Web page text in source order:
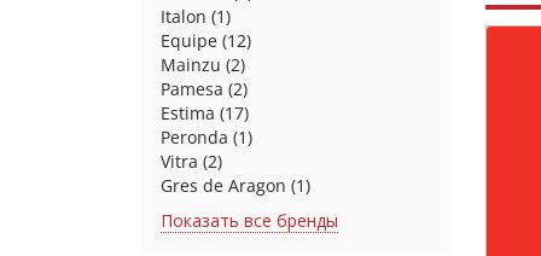
Italon (1)
Equipe (12)
Mainzu (2)
Pamesa (2)
Estima (17)
Peronda (1)
Vitra (2)
Gres de Aragon (1)
Показать все бренды